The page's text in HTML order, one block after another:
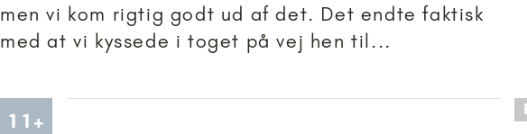
men vi kom rigtig godt ud af det. Det endte faktisk
med at vi kyssede i toget på vej hen til...
11+